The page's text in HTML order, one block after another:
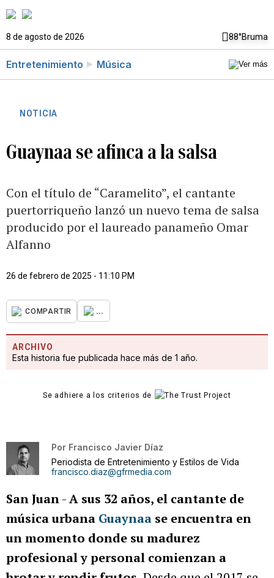
8 de agosto de 2026 88°Bruma
Entretenimiento Música
NOTICIA
Guaynaa se afinca a la salsa
Con el título de “Caramelito”, el cantante
puertorriqueño lanzó un nuevo tema de salsa
producido por el laureado panameño Omar
Alfanno
26 de febrero de 2025 - 11:10 PM
COMPARTIR ...
ARCHIVO
Esta historia fue publicada hace más de 1 año.
Se adhiere a los criterios de
Por Francisco Javier Díaz
Periodista de Entretenimiento y Estilos de Vida
francisco.diaz@gfrmedia.com
San Juan-A sus 32 años, el cantante de
música urbana Guaynaa se encuentra en
un momento donde su madurez
profesional y personal comienzan a